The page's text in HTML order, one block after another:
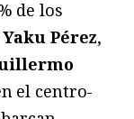
de los
Yaku Pérez,
el centro-